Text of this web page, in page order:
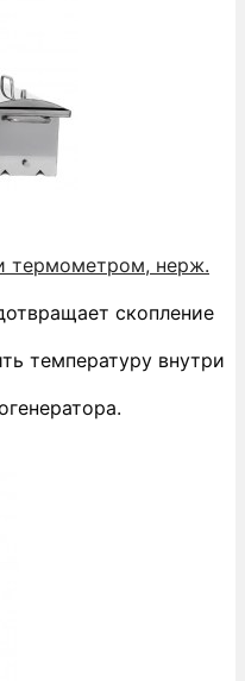
термометром, нерж.
скопление
температуру внутри